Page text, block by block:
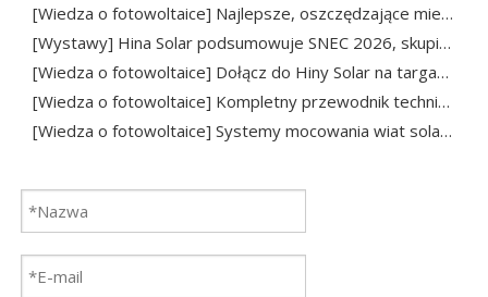
[Wiedza o fotowoltaice] Najlepsze, oszczędzające miejsce rozwiązanie solarne dla parkingów komercyjnych
[Wystawy] Hina Solar podsumowuje SNEC 2026, skupiając się na zaawansowanej infrastrukturze fotowoltaicznej
[Wiedza o fotowoltaice] Dołącz do Hiny Solar na targach PV POWER EXPO 2026: Redefiniowanie infrastruktury fotowoltaicznej w Szanghaju
[Wiedza o fotowoltaice] Kompletny przewodnik techniczny po systemach mocowania wiat solarnych: zwrot z inwestycji, inżynieria materiałowa i trendy branżowe na rok 2026
[Wiedza o fotowoltaice] Systemy mocowania wiat solarnych: projektowanie konstrukcyjne, zastosowania i przyszłe trendy